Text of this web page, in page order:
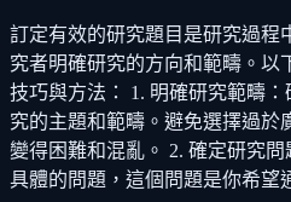
訂定有效的研究題目是研究過程
究者明確研究的方向和範疇。以
技巧與方法： 1. 明確研究範疇
究的主題和範疇。避免選擇過於
變得困難和混亂。 2. 確定研究
具體的問題，這個問題是你希望